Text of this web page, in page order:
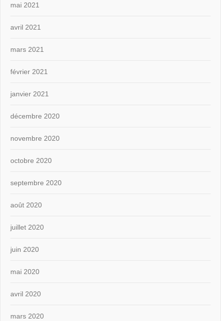
mai 2021
avril 2021
mars 2021
février 2021
janvier 2021
décembre 2020
novembre 2020
octobre 2020
septembre 2020
août 2020
juillet 2020
juin 2020
mai 2020
avril 2020
mars 2020